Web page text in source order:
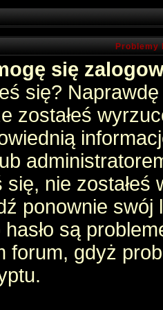
Problemy
się
się?
zostałeś
się, nie
ponownie swój
hasło są
forum, gdyż